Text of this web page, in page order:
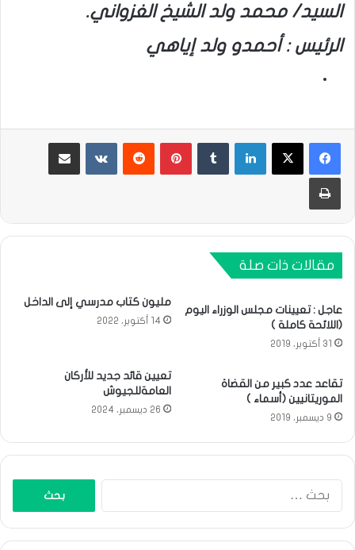
السيد/ محمد ولد الشيخ الغزواني.
الرئيس : أحمدو ولد إياهي
لينكدإن بينتيريست مشاركة عبر البريد
طباعة
مقالات ذات صلة
عاجل : تعيينات مجلس الوزراء اليوم
(اللائحة كاملة )
31 أكتوبر، 2019
مليون كتاب مدرسي إلى الداخل
14 أكتوبر، 2022
تقاعد عدد كبير من القضاة
الموريتانيين (أسماء )
9 ديسمبر، 2019
تعيين قائد جديد للأركان
العامةللجيوش
26 ديسمبر، 2024